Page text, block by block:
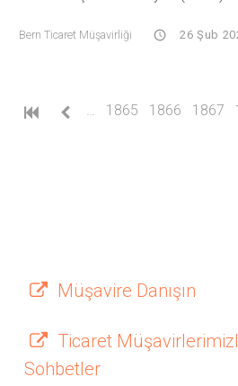
Bern Ticaret Müşavirliği 26 Şub
1865 1866 1867
Müşavire Danışın
Ticaret
Sohbetler